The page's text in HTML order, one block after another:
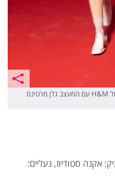
אביה מלכה בחשיפת קולקציית שיתוף הפעולה של H&M עם המעצב גלן מרטינס
אקנה סטודיוז, נעליים: